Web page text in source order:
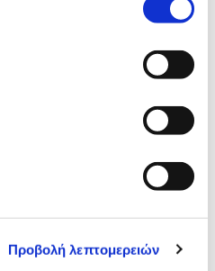
Προβολή λεπτομερειών
για Μαρκαδόρο Λευκού